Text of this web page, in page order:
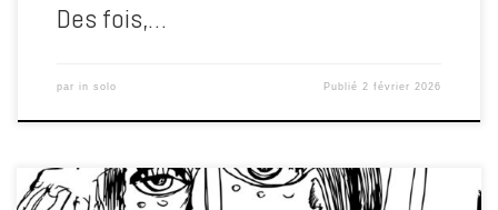
Des fois,…
par in solo Publié 2 février 2026